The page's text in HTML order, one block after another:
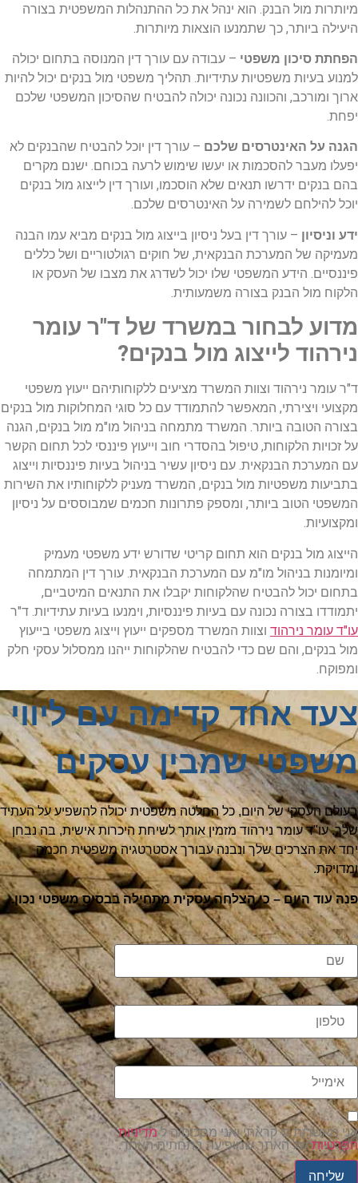
מיותרות מול הבנק. הוא ינהל את כל ההתנהלות המשפטית בצורה
היעילה ביותר, כך שתמנעו הוצאות מיותרות.
הפחתת סיכון משפטי – עבודה עם עורך דין המנוסה בתחום יכולה
למנוע בעיות משפטיות עתידיות. תהליך משפטי מול בנקים יכול להיות
ארוך ומורכב, והכוונה נכונה יכולה להבטיח שהסיכון המשפטי שלכם
יפחת.
הגנה על האינטרסים שלכם – עורך דין יוכל להבטיח שהבנקים לא
יפעלו מעבר להסכמות או יעשו שימוש לרעה בכוחם. ישנם מקרים
בהם בנקים ידרשו תנאים שלא הוסכמו, ועורך דין לייצוג מול בנקים
יוכל להילחם לשמירה על האינטרסים שלכם.
ידע וניסיון – עורך דין בעל ניסיון בייצוג מול בנקים מביא עמו הבנה
מעמיקה של המערכת הבנקאית, של חוקים רגולטוריים ושל כללים
פיננסיים. הידע המשפטי שלו יכול לשדרג את מצבו של העסק או
הלקוח מול הבנק בצורה משמעותית.
מדוע לבחור במשרד של ד"ר עומר
נירהוד לייצוג מול בנקים?
ד"ר עומר נירהוד וצוות המשרד מציעים ללקוחותיהם ייעוץ משפטי
מקצועי ויצירתי, המאפשר להתמודד עם כל סוגי המחלוקות מול בנקים
בצורה הטובה ביותר. המשרד מתמחה בניהול מו"מ מול בנקים, הגנה
על זכויות הלקוחות, טיפול בהסדרי חוב וייעוץ פיננסי לכל תחום הקשר
עם המערכת הבנקאית. עם ניסיון עשיר בניהול בעיות פיננסיות וייצוג
בתביעות משפטיות מול בנקים, המשרד מעניק ללקוחותיו את השירות
המשפטי הטוב ביותר, ומספק פתרונות חכמים שמבוססים על ניסיון
ומקצועיות.
הייצוג מול בנקים הוא תחום קריטי שדורש ידע משפטי מעמיק
ומיומנות בניהול מו"מ עם המערכת הבנקאית. עורך דין המתמחה
בתחום יכול להבטיח שהלקוחות יקבלו את התנאים המיטביים,
יתמודדו בצורה נכונה עם בעיות פיננסיות, וימנעו בעיות עתידיות. ד"ר
עו"ד עומר נירהוד וצוות המשרד מספקים ייעוץ וייצוג משפטי בייעוץ
מול בנקים, והם שם כדי להבטיח שהלקוחות ייהנו ממסלול עסקי חלק
ומפוקח.
צעד אחד קדימה עם ליווי
משפטי שמבין עסקים
בעולם העסקי של היום, כל החלטה משפטית יכולה להשפיע על העתיד
שלך. עו"ד עומר נירהוד מזמין אותך לשיחת היכרות אישית, בה נבחן
יחד את הצרכים שלך ונבנה עבורך אסטרטגיה משפטית חכמה
ומדויקת.
פנה עוד היום – כי הצלחה עסקית מתחילה בבסיס משפטי נכון.
שם
טלפון
אימייל
אני מאשר/ת כי קראתי ואני מסכים/ה למדיניות
הפרטיותשל האתר שמופיעה בתחתית האתר.
שליחה